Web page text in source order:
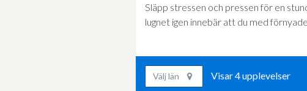
Släpp stressen och pressen för en
lugnet igen innebär att du med
Välj län Visar 4 upplevelser